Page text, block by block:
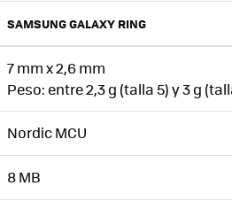
SAMSUNG GALAXY RING
7 mm x 2,6 mm
Peso: entre 2,3 g (talla 5) y 3 g
Nordic MCU
8 MB